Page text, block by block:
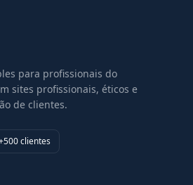
para profissionais do
sites profissionais, éticos e
de clientes.
clientes